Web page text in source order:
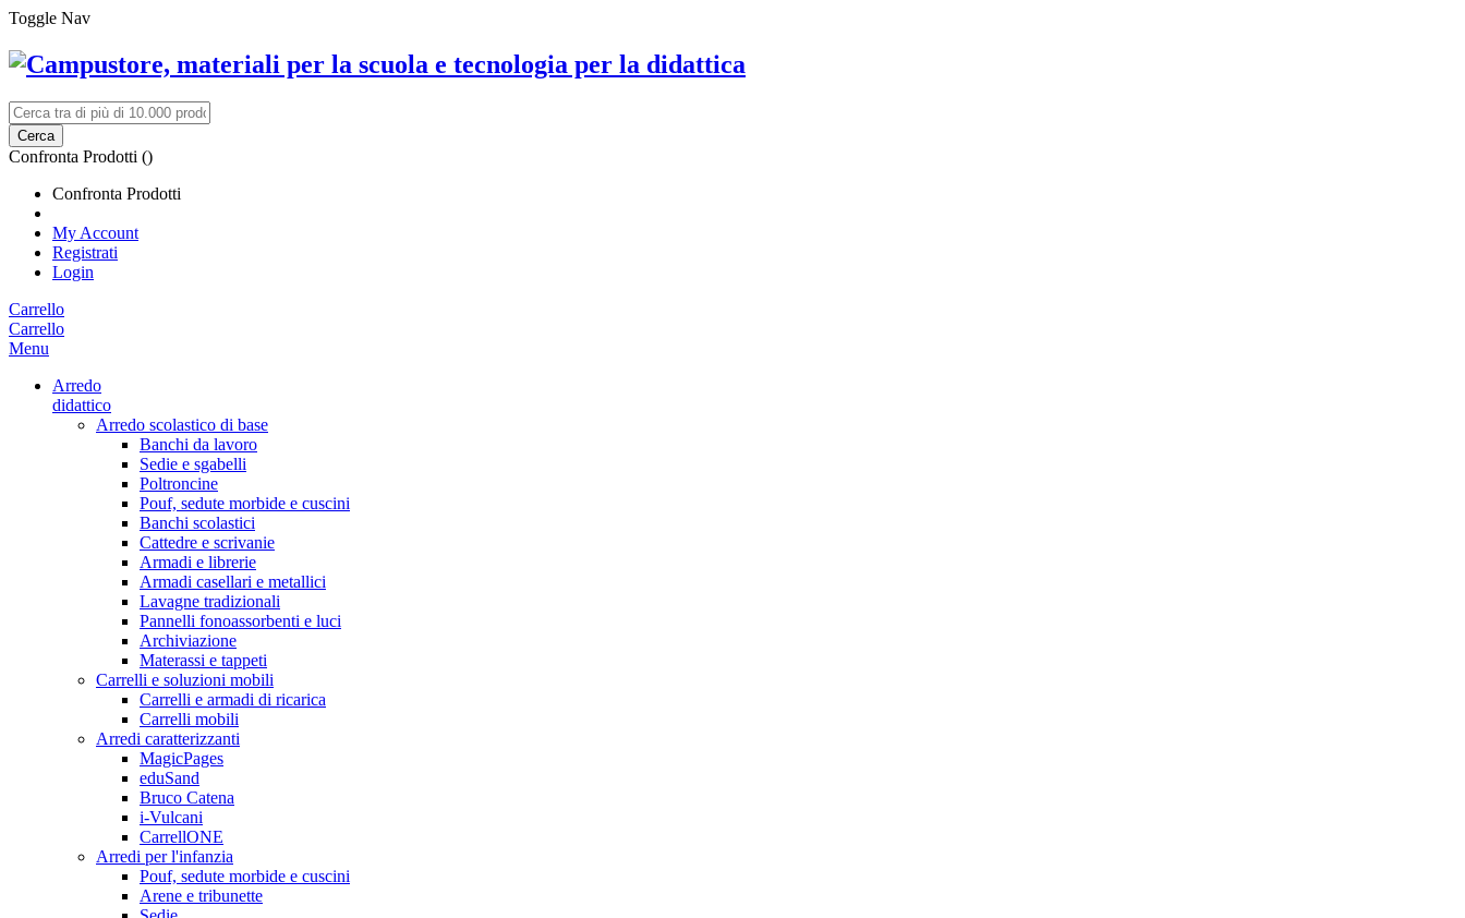
Toggle Nav
Cerca
Confronta Prodotti ()
Confronta Prodotti
My Account
Registrati
Login
Carrello
Carrello
Menu
Arredo
didattico
Arredo scolastico di base
Banchi da lavoro
Sedie e sgabelli
Poltroncine
Pouf, sedute morbide e cuscini
Banchi scolastici
Cattedre e scrivanie
Armadi e librerie
Armadi casellari e metallici
Lavagne tradizionali
Pannelli fonoassorbenti e luci
Archiviazione
Materassi e tappeti
Carrelli e soluzioni mobili
Carrelli e armadi di ricarica
Carrelli mobili
Arredi caratterizzanti
MagicPages
eduSand
Bruco Catena
i-Vulcani
CarrellONE
Arredi per l'infanzia
Pouf, sedute morbide e cuscini
Arene e tribunette